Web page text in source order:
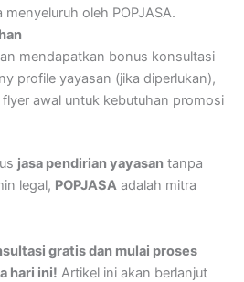
menyeluruh oleh POPJASA.
mendapatkan bonus konsultasi
profile yayasan (jika diperlukan),
awal untuk kebutuhan promosi
jasa pendirian yayasan tanpa
legal, POPJASA adalah mitra
gratis dan mulai proses
hari ini! Artikel ini akan berlanjut